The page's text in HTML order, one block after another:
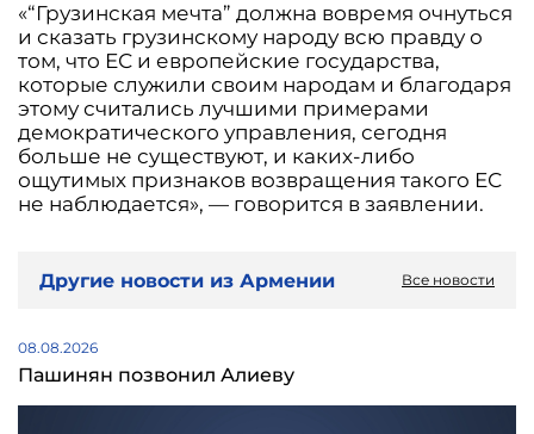
«“Грузинская мечта” должна вовремя очнуться
и сказать грузинскому народу всю правду о
том, что ЕС и европейские государства,
которые служили своим народам и благодаря
этому считались лучшими примерами
демократического управления, сегодня
больше не существуют, и каких-либо
ощутимых признаков возвращения такого ЕС
не наблюдается», — говорится в заявлении.
Другие новости из Армении Все новости
08.08.2026
Пашинян позвонил Алиеву